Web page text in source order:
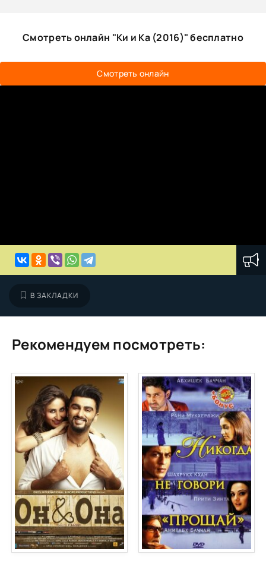
Смотреть онлайн "Ки и Ка (2016)" бесплатно
Смотреть онлайн
В ЗАКЛАДКИ
Рекомендуем посмотреть: